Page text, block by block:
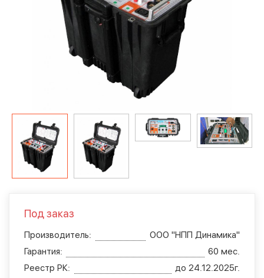
Под заказ
Производитель:
ООО "НПП Динамика"
Гарантия:
60 мес.
Реестр РК:
до 24.12.2025г.